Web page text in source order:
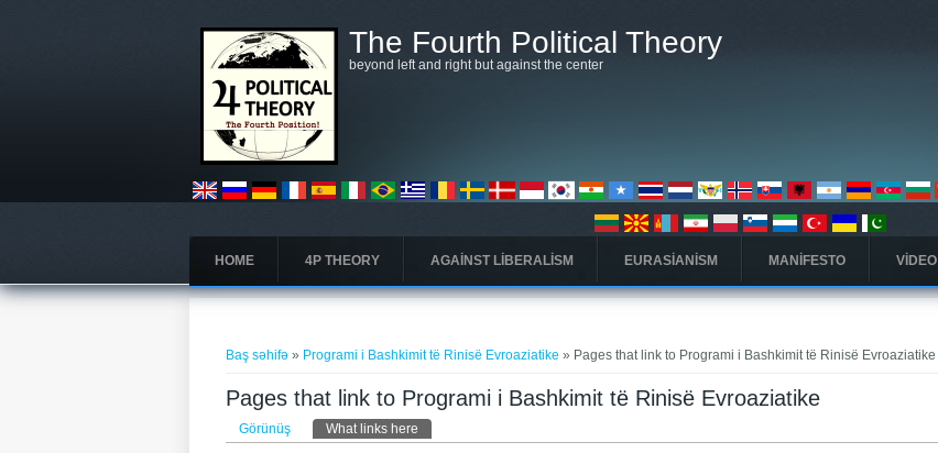
The Fourth Political Theory
beyond left and right but against the center
HOME 4P THEORY AGAINST LIBERALISM EURASIANISM MANIFESTO VIDEO
Baş səhifə » Programi i Bashkimit të Rinisë Evroaziatike » Pages that link to Programi i Bashkimit të Rinisë Evroaziatike
Pages that link to Programi i Bashkimit të Rinisë Evroaziatike
Əsas tablar
Görünüş What links here